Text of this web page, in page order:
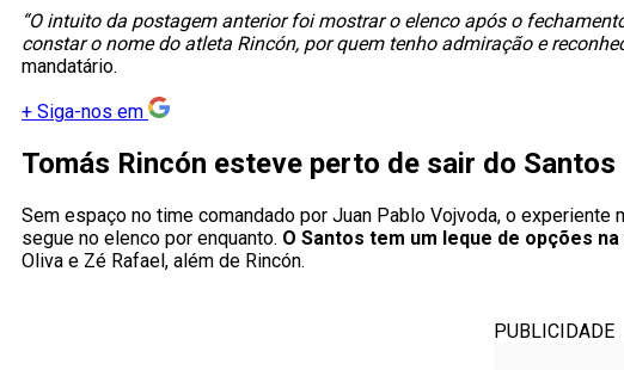
“O intuito da postagem anterior foi mostrar o elenco após o
constar o nome do atleta Rincón, por quem tenho admiração e
mandatário.
+ Siga-nos em
Tomás Rincón esteve perto de sair do Santos
Sem espaço no time comandado por Juan Pablo Vojvoda, o
segue no elenco por enquanto. O Santos tem um leque de opções
Oliva e Zé Rafael, além de Rincón.
PUBLICIDADE